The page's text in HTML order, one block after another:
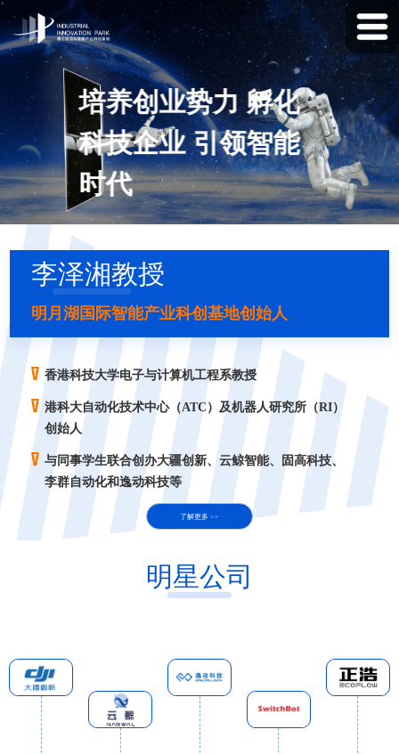
培养创业势力 孵化
科技企业 引领智能
时代
李泽湘教授
明月湖国际智能产业科创基地创始人
香港科技大学电子与计算机工程系教授
港科大自动化技术中心（ATC）及机器人研究所（RI）
创始人
与同事学生联合创办大疆创新、云鲸智能、固高科技、
李群自动化和逸动科技等
了解更多 >>
明星公司